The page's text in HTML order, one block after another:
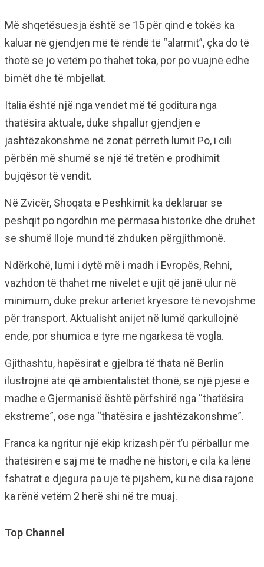
Më shqetësuesja është se 15 për qind e tokës ka
kaluar në gjendjen më të rëndë të “alarmit”, çka do të
thotë se jo vetëm po thahet toka, por po vuajnë edhe
bimët dhe të mbjellat.
Italia është një nga vendet më të goditura nga
thatësira aktuale, duke shpallur gjendjen e
jashtëzakonshme në zonat përreth lumit Po, i cili
përbën më shumë se një të tretën e prodhimit
bujqësor të vendit.
Në Zvicër, Shoqata e Peshkimit ka deklaruar se
peshqit po ngordhin me përmasa historike dhe druhet
se shumë lloje mund të zhduken përgjithmonë.
Ndërkohë, lumi i dytë më i madh i Evropës, Rehni,
vazhdon të thahet me nivelet e ujit që janë ulur në
minimum, duke prekur arteriet kryesore të nevojshme
për transport. Aktualisht anijet në lumë qarkullojnë
ende, por shumica e tyre me ngarkesa të vogla.
Gjithashtu, hapësirat e gjelbra të thata në Berlin
ilustrojnë atë që ambientalistët thonë, se një pjesë e
madhe e Gjermanisë është përfshirë nga “thatësira
ekstreme”, ose nga “thatësira e jashtëzakonshme”.
Franca ka ngritur një ekip krizash për t’u përballur me
thatësirën e saj më të madhe në histori, e cila ka lënë
fshatrat e djegura pa ujë të pijshëm, ku në disa rajone
ka rënë vetëm 2 herë shi në tre muaj.
Top Channel